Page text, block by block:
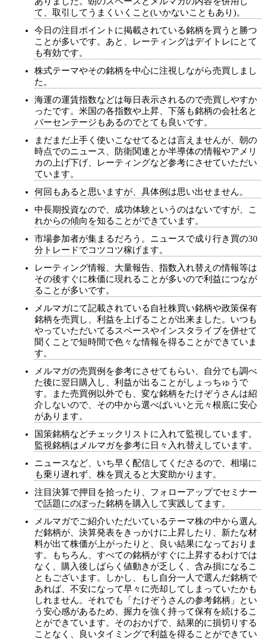
て、取引してうまくいくこと(いかないこともあり)。
今日の注目ポイントに掲載されている銘柄を買うと勝つ
ことが多いです。あと、レーティングはデイトレにとて
も有効です。
株式テーマやその銘柄を中心に注視しながら売買しまし
た。
海運の運賃指数などは毎日表示されるので売買しやすか
ったです。米国の各指数や上昇、下落も銘柄の会社名と
パーセンテージもあるのでとても良いです。
まだまだ上手く使いこなせてるとは言えませんが、朝の
時点でのニュース、防衛関連とか半導体の情報やアメリ
カの上げ下げ、レーティングなど参考にさせていただい
ています。
何回もあると思いますが、具体例は思い出せません。
中長期投資なので、成功体験というのはないですが、こ
れからの傾向を知ることができています。
市場参加者が集まるだろう。ニュースで成り行き買の30
分トレードでコツコツ稼げます。
レーティング情報、大量報告、指数入れ替えの情報等は
その後すぐに株価に現れることが多いので利益につなが
ることが多いです。
メルマガにて記載されている自社株買い銘柄や政策保有
銘柄を売買し、利益を上げることが出来ました。いつも
やっていただいてるスペースやインスタライブを併せて
聞くことで短時間で色々な情報を得ることができていま
す。
メルマガの売買例を参考にさせてもらい、自分でも調べ
た後に翌日購入し、利益が出ることがしょっちゅうで
す。また売買例以外でも、変な銘柄をたけぞうさんは紹
介しないので、その中から選べばいいと元々根底に安心
があります。
国策銘柄などチェックリストに入れて監視しています。
監視銘柄はメルマガを参考に日々入れ替えしています。
ニュースなど、いち早く配信してくださるので、相場に
も乗り遅れず、株を買えると大変助かります。
注目決算で押目を拾ったり、フォローアップでセミナー
で話題にのぼった銘柄を購入して実践してます。
メルマガでご紹介いただいているテーマ株の中から選ん
だ銘柄が、決算発表をきっかけに上昇したり、新たな材
料が出て株価が上がったりと、良い結果になっておりま
す。もちろん、すべての銘柄がすぐに上昇するわけでは
なく、購入後しばらく値動きが乏しく、含み損になるこ
ともございます。しかし、もし自分一人で選んだ銘柄で
あれば、不安になって早々に売却してしまっていたかも
しれません。それでも「たけぞうさんの参考銘柄」とい
う安心感があるため、握力を強く持って保有を続けるこ
とができています。そのおかげで、結果的に損切りする
ことなく、良いタイミングで利益を得ることができてい